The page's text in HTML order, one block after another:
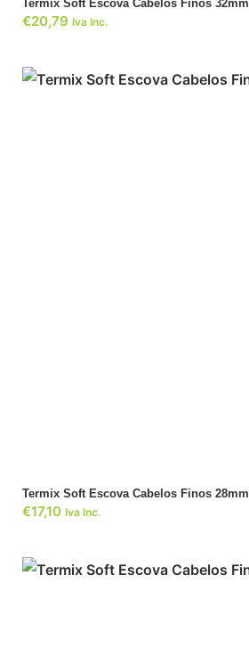
Termix Soft Escova Cabelos Finos 32mm
€20,79 Iva Inc.
Termix Soft Escova Cabelos Finos 28mm
€17,10 Iva Inc.